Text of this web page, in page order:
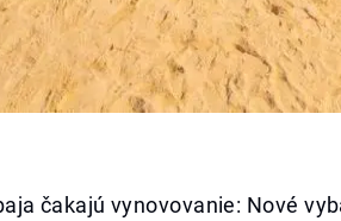
čakajú vynovovanie: Nové